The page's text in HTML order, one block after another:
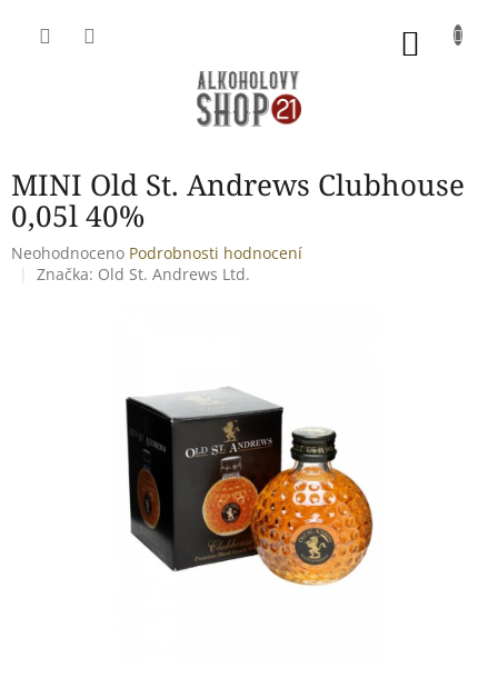
MINI Old St. Andrews Clubhouse
0,05l 40%
Průměrné
hodnocení
Neohodnoceno Podrobnosti hodnocení
Značka: Old St. Andrews Ltd.